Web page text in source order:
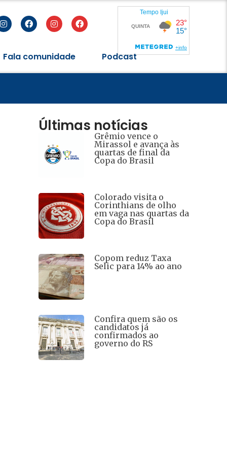
Fala comunidade Podcast
Últimas notícias
Grêmio vence o
Mirassol e avança às
quartas de final da
Copa do Brasil
Colorado visita o
Corinthians de olho
em vaga nas quartas da
Copa do Brasil
Copom reduz Taxa
Selic para 14% ao ano
Confira quem são os
candidatos já
confirmados ao
governo do RS